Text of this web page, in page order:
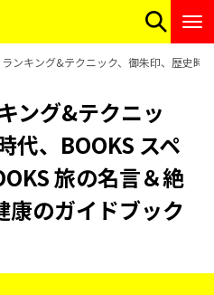
ンキング&テクニック、御朱印、歴史時
ング&テクニッ
代、BOOKS スペ
旅の名言＆絶
康のガイドブック